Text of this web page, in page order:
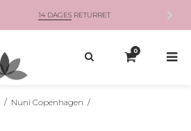
14 DAGESRETURRET
0
/ Nuni Copenhagen /